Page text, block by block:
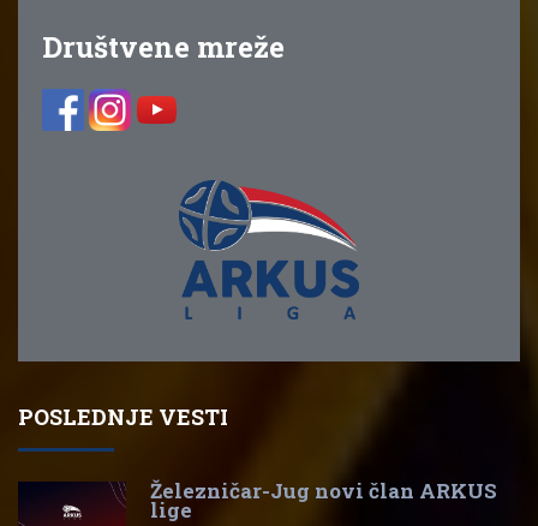
Društvene mreže
POSLEDNJE VESTI
Železničar-Jug novi član ARKUS
lige